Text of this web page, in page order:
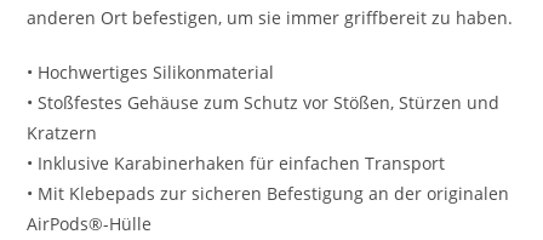
anderen Ort befestigen, um sie immer griffbereit zu haben.
• Hochwertiges Silikonmaterial
• Stoßfestes Gehäuse zum Schutz vor Stößen, Stürzen und
Kratzern
• Inklusive Karabinerhaken für einfachen Transport
• Mit Klebepads zur sicheren Befestigung an der originalen
AirPods®-Hülle